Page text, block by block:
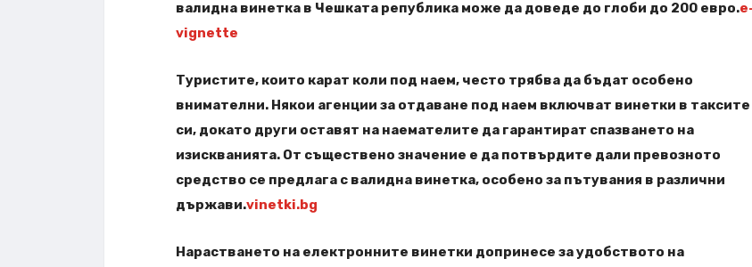
валидна винетка в Чешката република може да доведе до глоби до 200 евро.
vignette
Туристите, които карат коли под наем, често трябва да бъдат особено
внимателни. Някои агенции за отдаване под наем включват винетки в таксите
си, докато други оставят на наемателите да гарантират спазването на
изискванията. От съществено значение е да потвърдите дали превозното
средство се предлага с валидна винетка, особено за пътувания в различни
държави.vinetki.bg
Нарастването на електронните винетки допринесе за удобството на